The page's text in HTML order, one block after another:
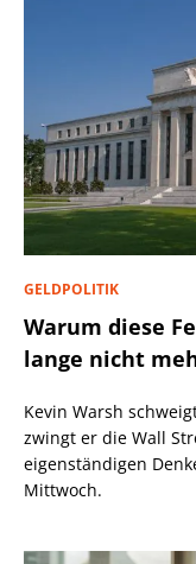
GELDPOLITIK
Warum diese
lange nicht
Kevin Warsh
zwingt er die Wall Street zum Rätselraten und zum
eigenständigen
Mittwoch.